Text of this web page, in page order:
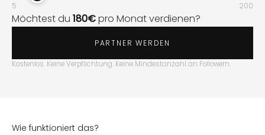
5 200
Möchtest du 180€pro Monat verdienen?
PARTNER WERDEN
Kostenlos. Keine Verpflichtung. Keine Mindestanzahl an Followern.
Wie funktioniert das?